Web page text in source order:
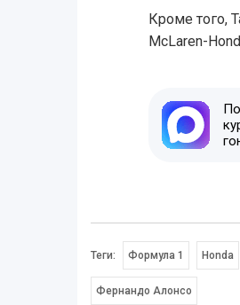
Кроме того,
McLaren-
Теги: Формула 1 Honda
Фернандо Алонсо